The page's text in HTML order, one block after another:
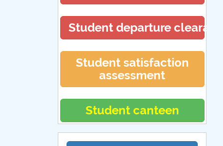
Student departure
Student satisfaction
assessment
Student canteen